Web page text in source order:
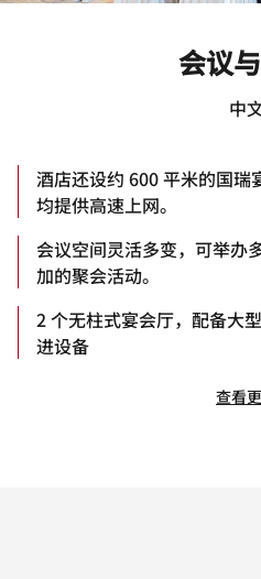
会议
中
酒店还设约 600 平米的国瑞
均提供高速上网。
会议空间灵活多变，可举办
加的聚会活动。
2 个无柱式宴会厅，配备大
进设备
查看